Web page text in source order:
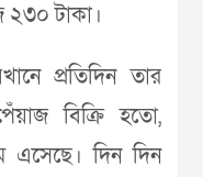
২৩০ টাকা।
প্রতিদিন তার
বিক্রি হতো,
এসেছে। দিন দিন